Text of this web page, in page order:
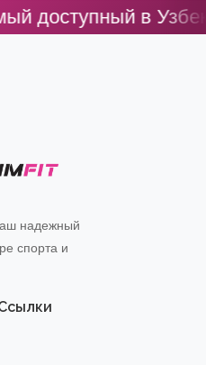
в
надежный
спорта и